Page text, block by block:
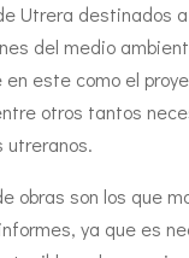
Utrera destinados
del medio
en este como el
otros tantos
utreranos.
obras son los que
ya que es